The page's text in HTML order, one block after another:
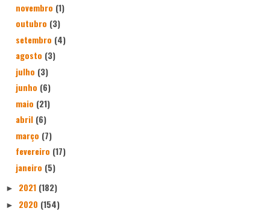
novembro (1)
outubro (3)
setembro (4)
agosto (3)
julho (3)
junho (6)
maio (21)
abril (6)
março (7)
fevereiro (17)
janeiro (5)
► 2021 (182)
► 2020 (154)